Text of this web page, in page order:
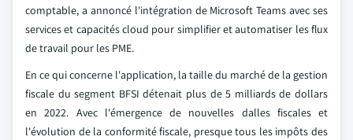
comptable, a annoncé l'intégration de Microsoft Teams avec ses
services et capacités cloud pour simplifier et automatiser les flux
de travail pour les PME.
En ce qui concerne l'application, la taille du marché de la gestion
fiscale du segment BFSI détenait plus de 5 milliards de dollars
en 2022. Avec l'émergence de nouvelles dalles fiscales et
l'évolution de la conformité fiscale, presque tous les impôts des